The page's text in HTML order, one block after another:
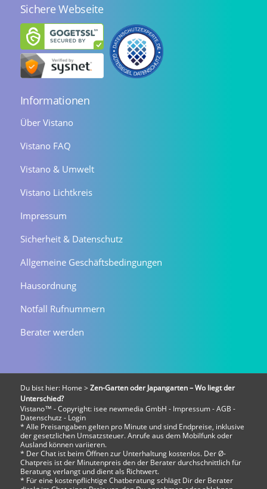
Sichere Webseite
Informationen
Über Vistano
Vistano FAQ
Vistano & Umwelt
Vistano Lichtkreis
Impressum
Sicherheit & Datenschutz
Allgemeine Geschäftsbedingungen
Hausordnung
Notfall Rufnummern
Berater werden
Du bist hier: Home > Zen-Garten oder Japangarten – Wo liegt der
Unterschied?
Vistano™ - Copyright: isee newmedia GmbH - Impressum-AGB -
Datenschutz - Login
* Alle Preisangaben gelten pro Minute und sind Endpreise, inklusive
der gesetzlichen Umsatzsteuer. Anrufe aus dem Mobilfunk oder
Ausland können variieren.
* Der Chat ist beim Öffnen zur Unterhaltung kostenlos. Der Ø-
Chatpreis ist der Minutenpreis den der Berater durchschnittlich für
Beratung verlangt und dient als Richtwert.
* Für eine kostenpflichtige Chatberatung schlägt Dir der Berater